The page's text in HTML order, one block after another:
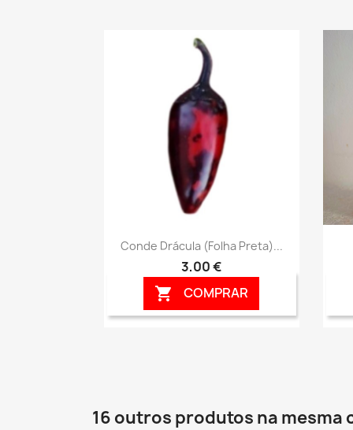
Vista rápida
Conde Drácula (folha Preta)...
3,00 €
 COMPRAR
16 outros produtos na mesma